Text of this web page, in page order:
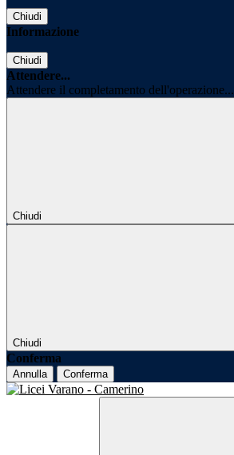
Chiudi
Informazione
Chiudi
Attendere...
Attendere il completamento dell'operazione...
Chiudi
Chiudi
Conferma
Annulla Conferma